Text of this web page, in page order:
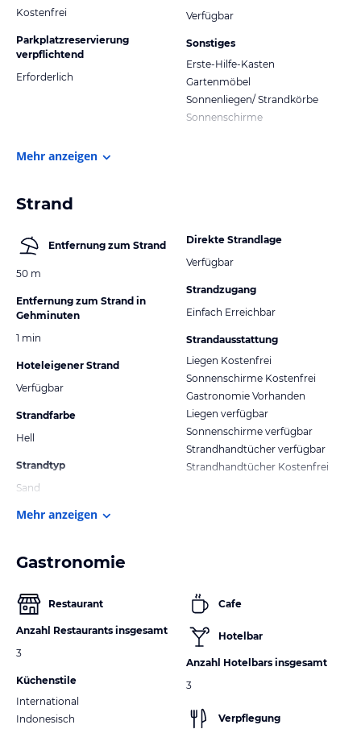
Kostenfrei
Parkplatzreservierung
verpflichtend
Erforderlich
Verfügbar
Sonstiges
Erste-Hilfe-Kasten
Gartenmöbel
Sonnenliegen/ Strandkörbe
Sonnenschirme
Mehr anzeigen
Strand
Entfernung zum Strand
50 m
Entfernung zum Strand in
Gehminuten
1 min
Hoteleigener Strand
Verfügbar
Strandfarbe
Hell
Strandtyp
Sand
Direkte Strandlage
Verfügbar
Strandzugang
Einfach Erreichbar
Strandausstattung
Liegen Kostenfrei
Sonnenschirme Kostenfrei
Gastronomie Vorhanden
Liegen verfügbar
Sonnenschirme verfügbar
Strandhandtücher verfügbar
Strandhandtücher Kostenfrei
Mehr anzeigen
Gastronomie
Restaurant
Anzahl Restaurants insgesamt
3
Küchenstile
International
Indonesisch
Cafe
Hotelbar
Anzahl Hotelbars insgesamt
3
Verpflegung